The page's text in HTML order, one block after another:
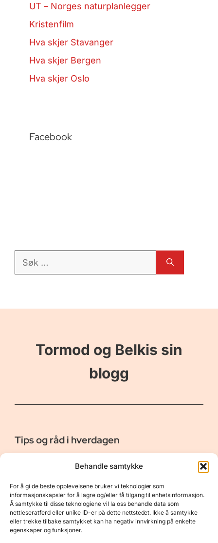
Behandle samtykke
For å gi de beste opplevelsene bruker vi teknologier som
informasjonskapsler for å lagre og/eller få tilgang til enhetsinformasjon.
Å samtykke til disse teknologiene vil la oss behandle data som
nettleseratferd eller unike ID-er på dette nettstedet. Ikke å samtykke
eller trekke tilbake samtykket kan ha negativ innvirkning på enkelte
egenskaper og funksjoner.
UT – Norges naturplanlegger
Kristenfilm
Hva skjer Stavanger
Hva skjer Bergen
Hva skjer Oslo
Facebook
Søk
Tormod og Belkis sin
blogg
Tips og råd i hverdagen
Er vår bloggside hvor vi ønsker å dele våre opplevelser og
gi deg råd og tips innen reiser, hotell - og restauranter,
naturopplevelser, personlig pleie, data, film og bøker m.m.
Nyttige Linker
Om oss
Kontakt
Resurser
Personvernerklæring
Opphavsrett